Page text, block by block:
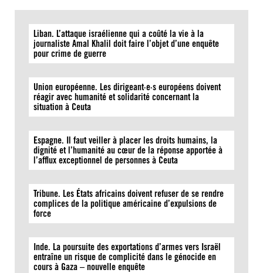
Liban. L’attaque israélienne qui a coûté la vie à la
journaliste Amal Khalil doit faire l’objet d’une enquête
pour crime de guerre
Union européenne. Les dirigeant·e·s européens doivent
réagir avec humanité et solidarité concernant la
situation à Ceuta
Espagne. Il faut veiller à placer les droits humains, la
dignité et l’humanité au cœur de la réponse apportée à
l’afflux exceptionnel de personnes à Ceuta
Tribune. Les États africains doivent refuser de se rendre
complices de la politique américaine d’expulsions de
force
Inde. La poursuite des exportations d’armes vers Israël
entraîne un risque de complicité dans le génocide en
cours à Gaza – nouvelle enquête